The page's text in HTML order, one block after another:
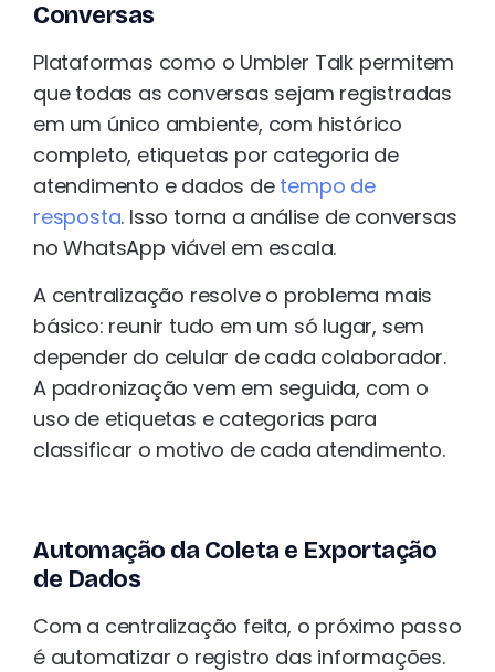
Conversas
Plataformas como o Umbler Talk permitem
que todas as conversas sejam registradas
em um único ambiente, com histórico
completo, etiquetas por categoria de
atendimento e dados de tempo de
resposta. Isso torna a análise de conversas
no WhatsApp viável em escala.
A centralização resolve o problema mais
básico: reunir tudo em um só lugar, sem
depender do celular de cada colaborador.
A padronização vem em seguida, com o
uso de etiquetas e categorias para
classificar o motivo de cada atendimento.
Automação da Coleta e Exportação
de Dados
Com a centralização feita, o próximo passo
é automatizar o registro das informações.